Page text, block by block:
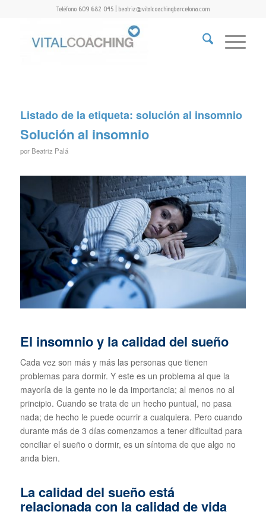
Teléfono 609 682 045 | beatriz@vitalcoachingbarcelona.com
Listado de la etiqueta: solución al insomnio
Solución al insomnio
por Beatriz Palá
El insomnio y la calidad del sueño
Cada vez son más y más las personas que tienen
problemas para dormir. Y este es un problema al que la
mayoría de la gente no le da importancia; al menos no al
principio. Cuando se trata de un hecho puntual, no pasa
nada; de hecho le puede ocurrir a cualquiera. Pero cuando
durante más de 3 días comenzamos a tener dificultad para
conciliar el sueño o dormir, es un síntoma de que algo no
anda bien.
La calidad del sueño está
relacionada con la calidad de vida